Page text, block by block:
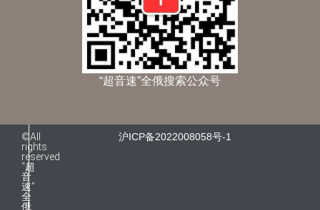
“超音速”全俄搜索公众号
©All
rights
reserved
“超
音
速”
全
俄
沪ICP备2022008058号-1